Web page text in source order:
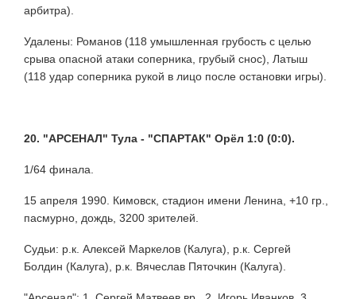
арбитра).
Удалены: Романов (118 умышленная грубость с целью
срыва опасной атаки соперника, грубый снос), Латыш
(118 удар соперника рукой в лицо после остановки игры).
20. "АРСЕНАЛ" Тула - "СПАРТАК" Орёл 1:0 (0:0).
1/64 финала.
15 апреля 1990. Кимовск, стадион имени Ленина, +10 гр.,
пасмурно, дождь, 3200 зрителей.
Судьи: р.к. Алексей Маркелов (Калуга), р.к. Сергей
Болдин (Калуга), р.к. Вячеслав Пяточкин (Калуга).